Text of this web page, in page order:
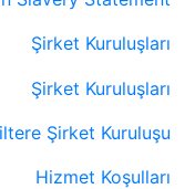
Şirket Kuruluşları
Şirket Kuruluşları
Şirket Kuruluşu
Hizmet Koşulları